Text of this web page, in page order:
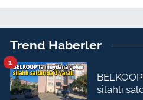
Trend Haberler
silahlı
1